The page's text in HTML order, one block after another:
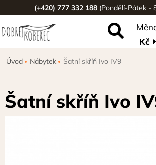
(+420) 777 332 188 (Pondělí-Pátek -
Kč
Úvod Nábytek Šatní skříň Ivo IV9
Šatní skříň Ivo